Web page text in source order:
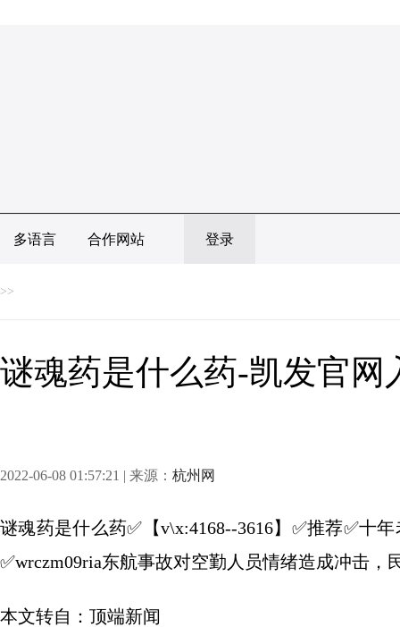
多语言 合作网站 登录
>>
谜魂药是什么药-凯发官网
2022-06-08 01:57:21 | 来源： 杭州网
谜魂药是什么药✅【v\x:4168--3616】✅推荐✅十
✅wrczm09ria东航事故对空勤人员情绪造成冲击，
本文转自：顶端新闻